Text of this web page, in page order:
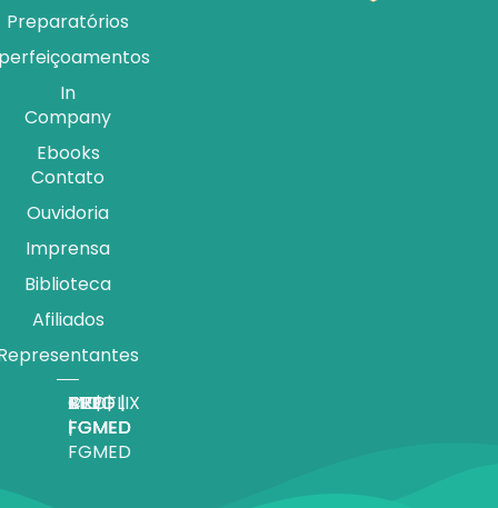
Preparatórios
In
Company
Ebooks
Contato
Ouvidoria
Imprensa
Biblioteca
Afiliados
APP |
FGMED
MEDFLIX
|
FGMED
CRED |
FGMED
BLOG |
FGMED
TV |
FGMED